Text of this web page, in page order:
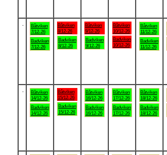
Båtviken
7/12-26
Badviken
7/12-26
Båtviken
8/12-26
Badviken
8/12-26
Båtviken
9/12-26
Badviken
9/12-26
Båtviken
10/12-26
Badviken
10/12-26
Båtviken
11/12-26
Badviken
11/12-26
Båtviken
14/12-26
Badviken
14/12-26
Båtviken
15/12-26
Badviken
15/12-26
Båtviken
16/12-26
Badviken
16/12-26
Båtviken
17/12-26
Badviken
17/12-26
Båtviken
18/12-26
Badviken
18/12-26